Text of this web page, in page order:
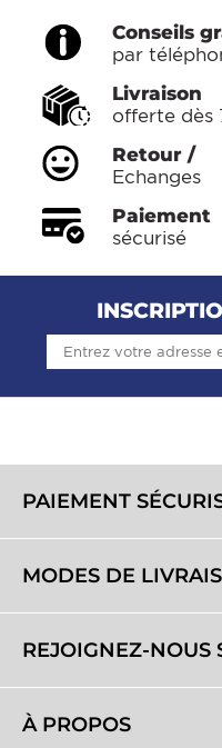
Conseils
par
Livraison
offerte dès
Retour /
Echanges
Paiement
sécurisé
PAIEMENT
MODES DE
REJOIGNEZ-NOUS
À PROPOS